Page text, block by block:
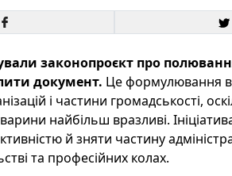
законопроєкт про
документ. Це формулювання
і частини громадськості,
найбільш вразливі.
й зняти частину
та професійних колах.